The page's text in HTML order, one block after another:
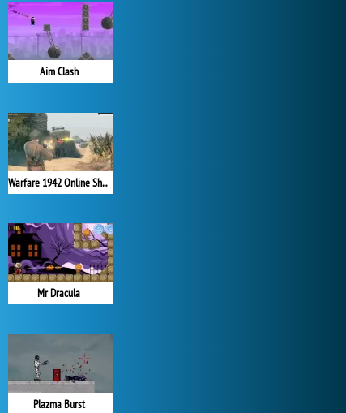
Aim Clash
Warfare 1942 Online Shooter
Mr Dracula
Plazma Burst